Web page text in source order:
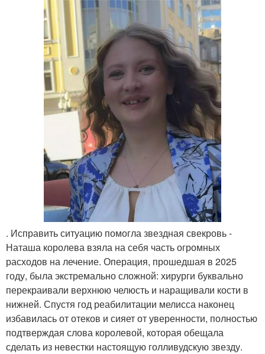
. Исправить ситуацию помогла звездная свекровь -
Наташа королева взяла на себя часть огромных
расходов на лечение. Операция, прошедшая в 2025
году, была экстремально сложной: хирурги буквально
перекраивали верхнюю челюсть и наращивали кости в
нижней. Спустя год реабилитации мелисса наконец
избавилась от отеков и сияет от уверенности, полностью
подтверждая слова королевой, которая обещала
сделать из невестки настоящую голливудскую звезду.